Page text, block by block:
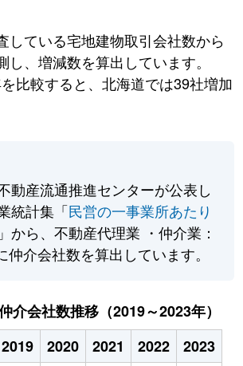
している宅地建物取引会社数から
し、増減数を算出しています。
比較すると、北海道では39社増加
動産流通推進センターが公表し
統計集「民営の一事業所あたり
」から、不動産代理業 ・仲介業：
仲介会社数を算出しています。
介会社数推移（2019～2023年）
2019 2020 2021 2022
2023